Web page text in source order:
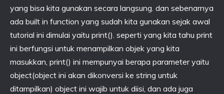
yang bisa kita gunakan secara langsung. dan sebenarnya
ada built in function yang sudah kita gunakan sejak awal
tutorial ini dimulai yaitu print(). seperti yang kita tahu print
ini berfungsi untuk menampilkan objek yang kita
masukkan, print() ini mempunyai berapa parameter yaitu
object(object ini akan dikonversi ke string untuk
ditampilkan) object ini wajib untuk diisi, dan ada juga